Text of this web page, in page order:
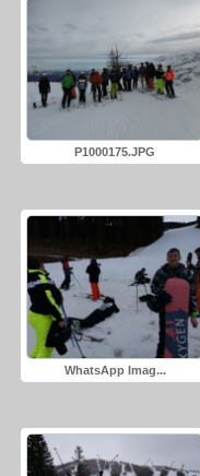
P1000175.JPG
WhatsApp Imag...